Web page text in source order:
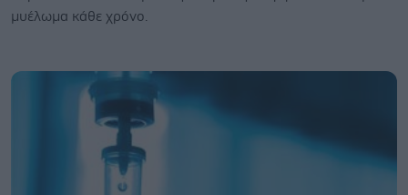
μυέλωμα κάθε χρόνο.